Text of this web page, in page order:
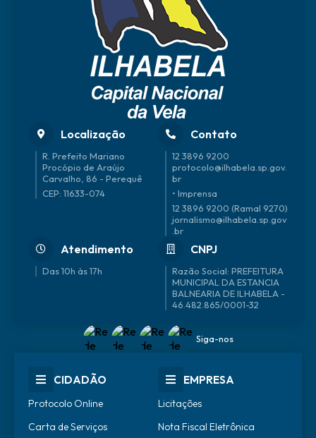
Localização
R. Prefeito Mariano
Procópio de Araújo
Carvalho, 86 - Perequê
CEP: 11633-074
Contato
12 3896 9200
protocolo@ilhabela.sp.gov.
br
• Imprensa
12 3896 9200 (Ramal 9270)
jornalismo@ilhabela.sp.gov
.br
Atendimento
Das 10h às 17h
CNPJ
46.482.865/0001-32
Siga-nos
CIDADÃO
Protocolo Online
Carta de Serviços
EMPRESA
Licitações
Nota Fiscal Eletrônica